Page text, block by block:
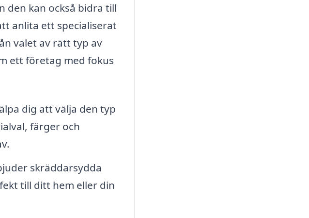
den kan också bidra till
anlita ett specialiserat
valet av rätt typ av
ett företag med fokus
dig att välja den typ
färger och
skräddarsydda
till ditt hem eller din